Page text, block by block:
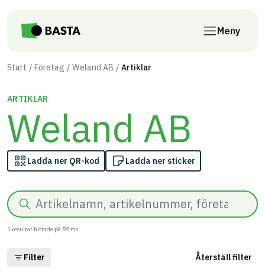
Meny
Start Företag Weland AB Artiklar
ARTIKLAR
Weland AB
Ladda ner QR-kod Ladda ner sticker
Sök
1 resultat hittade på 59 ms.
Filter Återställ filter